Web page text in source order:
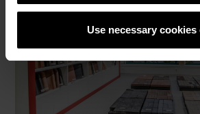
Use necessary cookies